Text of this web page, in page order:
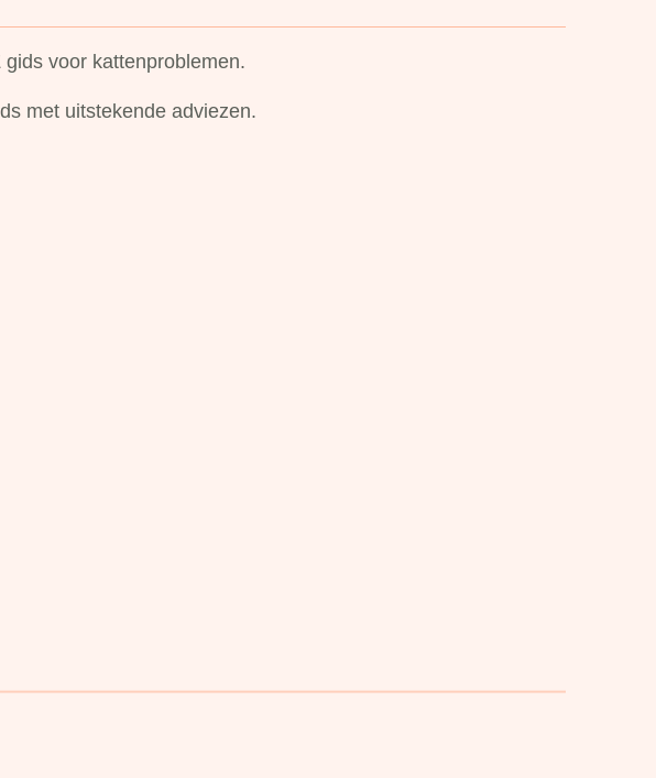
gids voor kattenproblemen.
met uitstekende adviezen.